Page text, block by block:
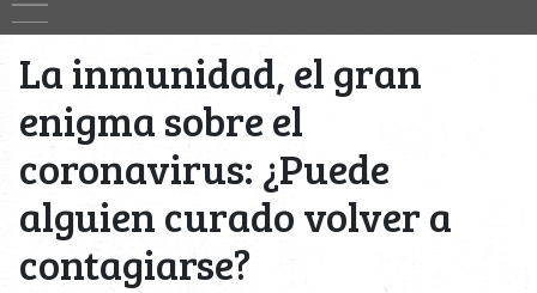
La inmunidad, el gran
enigma sobre el
coronavirus: ¿Puede
alguien curado volver a
contagiarse?